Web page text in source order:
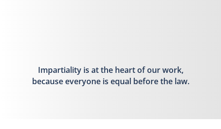
Impartiality is at the heart of our work,
because everyone is equal before the law.